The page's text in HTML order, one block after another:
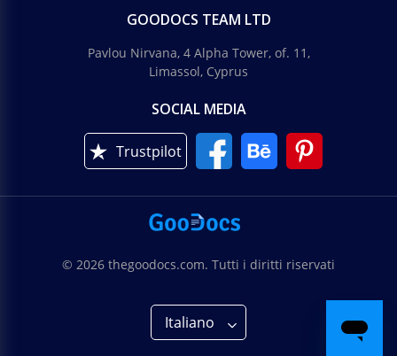
GOODOCS TEAM LTD
Pavlou Nirvana, 4 Alpha Tower, of. 11,
Limassol, Cyprus
SOCIAL MEDIA
Trustpilot
© 2026 thegoodocs.com. Tutti i diritti riservati
Italiano